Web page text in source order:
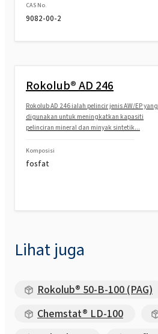
CAS No.
9082-00-2
Rokolub® AD 246
Rokolub AD 246 ialah pelincir jenis AW/EP yang
digunakan untuk meningkatkan kapasiti
pelinciran mineral dan minyak sintetik...
Komposisi
fosfat
Lihat juga
Rokolub® 50-B-100 (PAG)
Chemstat® LD-100